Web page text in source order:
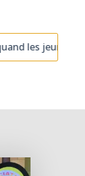
Relève : quand